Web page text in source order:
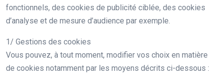
fonctionnels, des cookies de publicité ciblée, des cookies
d’analyse et de mesure d’audience par exemple.
1/ Gestions des cookies
Vous pouvez, à tout moment, modifier vos choix en matière
de cookies notamment par les moyens décrits ci-dessous :